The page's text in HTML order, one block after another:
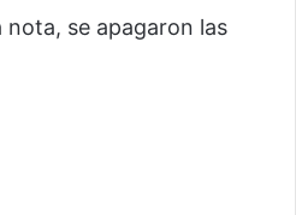
nota, se apagaron las